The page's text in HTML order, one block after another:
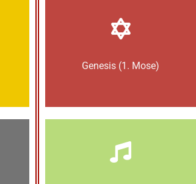
Genesis (1. Mose)